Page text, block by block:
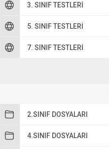
3. SINIF TESTLERI
5. SINIF TESTLERI
7. SINIF TESTLERI
2.SINIF DOSYALARI
4.SINIF DOSYALARI